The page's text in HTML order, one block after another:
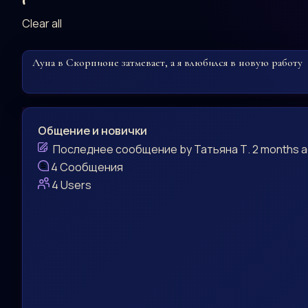
Clear all
Луна в Скорпионе затмевает, а я влюбился в новую работу
Общение и новички
Последнее сообщение byТатьяна Т.2 months
4Сообщения
4Users